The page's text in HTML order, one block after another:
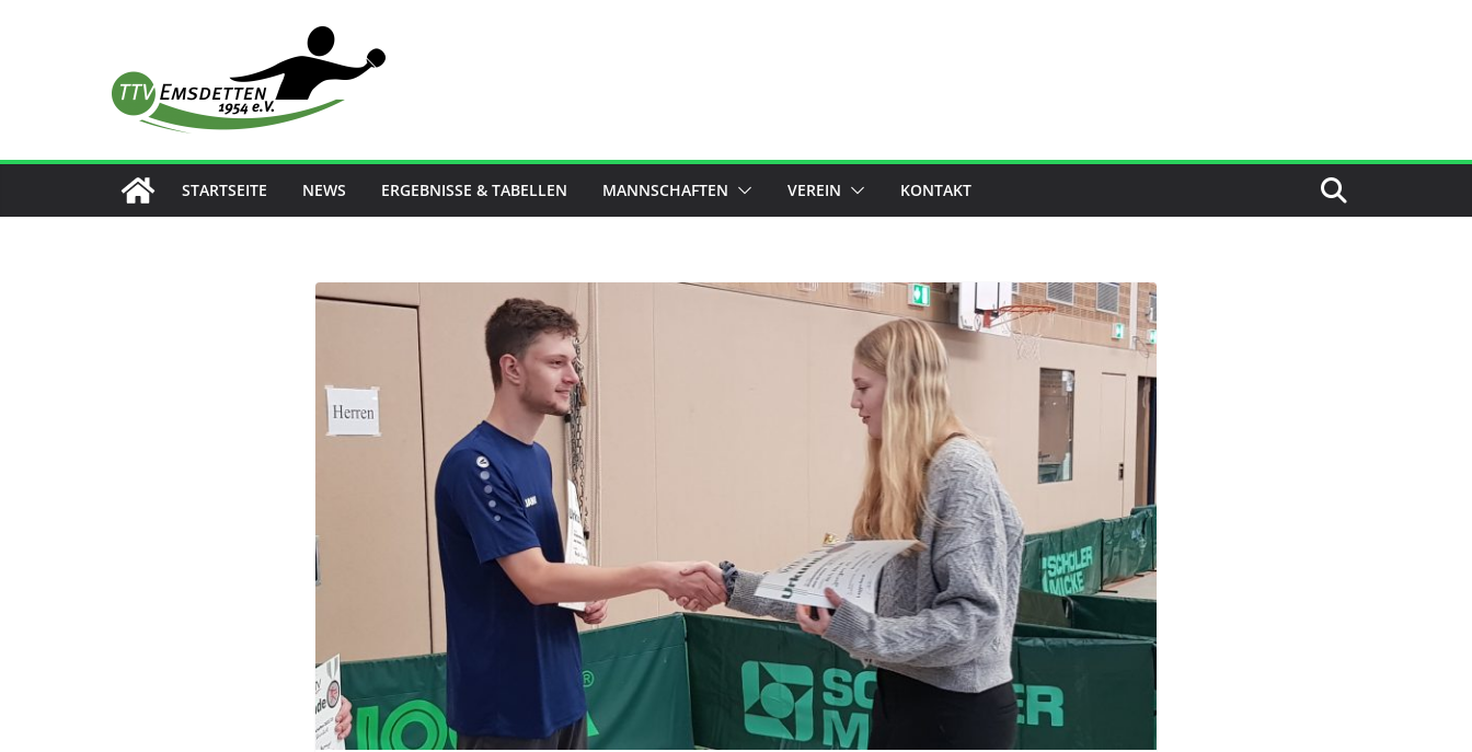
STARTSEITE NEWS ERGEBNISSE & TABELLEN MANNSCHAFTEN VEREIN KONTAKT